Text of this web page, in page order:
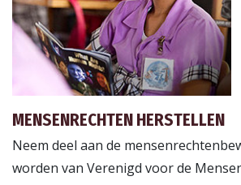
MENSENRECHTEN HERSTELLEN
Neem deel aan de
worden van Verenigd voor de